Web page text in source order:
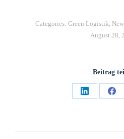
Categories: Green Logistik
August 28,
Beitrag